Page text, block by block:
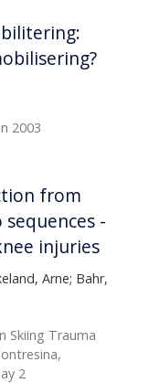
2003
from
-
injuries
Arne; Bahr,
Skiing Trauma
2